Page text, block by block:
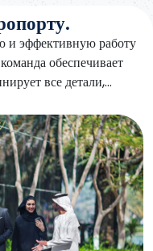
и эффективную работу
обеспечивает
все детали,
обслуживание